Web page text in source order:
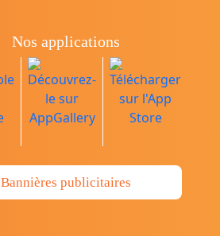
Nos applications
Bannières publicitaires